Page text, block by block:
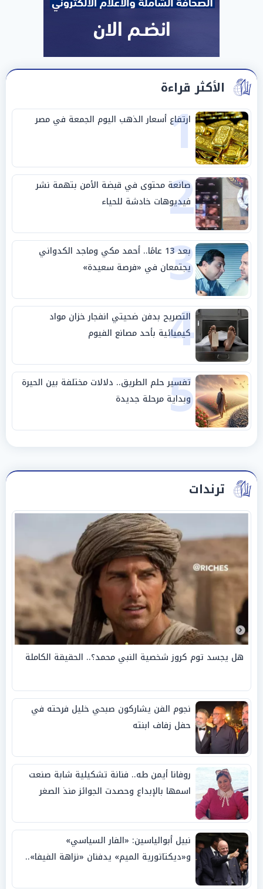
الأكثر قراءة
1
ارتفاع أسعار الذهب اليوم الجمعة في مصر
2
صانعة محتوى في قبضة الأمن بتهمة نشر
فيديوهات خادشة للحياء
3 بعد 13 عامًا.. أحمد مكي وماجد الكدواني
يجتمعان في «فرصة سعيدة»
4
التصريح بدفن ضحيتي انفجار خزان مواد
كيميائية بأحد مصانع الفيوم
5
تفسير حلم الطريق.. دلالات مختلفة بين الحيرة
وبداية مرحلة جديدة
ترندات
هل يجسد توم كروز شخصية النبي محمد؟.. الحقيقة الكاملة
نجوم الفن يشاركون صبحي خليل فرحته في
حفل زفاف ابنته
روفانا أيمن طه.. فنانة تشكيلية شابة صنعت
اسمها بالإبداع وحصدت الجوائز منذ الصغر
نبيل أبوالياسين: «الفار السياسي»
و«ديكتاتورية الميم» يدفنان «نزاهة الفيفا»..